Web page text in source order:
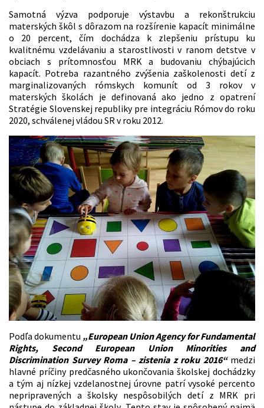
Samotná výzva podporuje výstavbu a rekonštrukciu
materských škôl s dôrazom na rozšírenie kapacít minimálne
o 20 percent, čím dochádza k zlepšeniu prístupu ku
kvalitnému vzdelávaniu a starostlivosti v ranom detstve v
obciach s prítomnosťou MRK a budovaniu chýbajúcich
kapacít. Potreba razantného zvýšenia zaškolenosti detí z
marginalizovaných rómskych komunít od 3 rokov v
materských školách je definovaná ako jedno z opatrení
Stratégie Slovenskej republiky pre integráciu Rómov do roku
2020, schválenej vládou SR v roku 2012.
Podľa dokumentu „European Union Agency for Fundamental
Rights, Second European Union Minorities and
Discrimination Survey Roma – zistenia z roku 2016“medzi
hlavné príčiny predčasného ukončovania školskej dochádzky
a tým aj nízkej vzdelanostnej úrovne patrí vysoké percento
nepripravených a školsky nespôsobilých detí z MRK pri